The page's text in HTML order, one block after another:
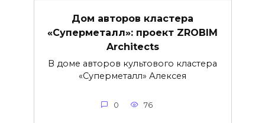
Дом авторов кластера
«Суперметалл»: проект ZROBIM
Architects
В доме авторов культового кластера
«Суперметалл» Алексея
0 76